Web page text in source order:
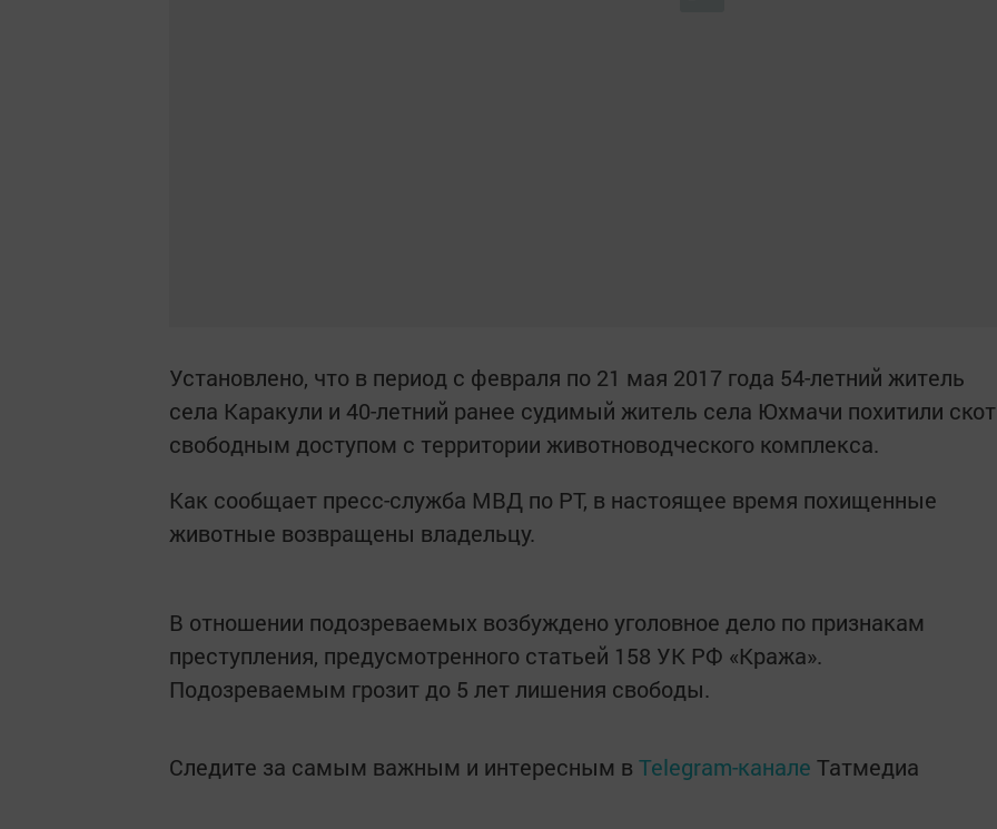
Установлено, что в период с февраля по 21 мая 2017 года 54-летний житель
села Каракули и 40-летний ранее судимый житель села Юхмачи похитили скот
свободным доступом с территории животноводческого комплекса.
Как сообщает пресс-служба МВД по РТ, в настоящее время похищенные
животные возвращены владельцу.
В отношении подозреваемых возбуждено уголовное дело по признакам
преступления, предусмотренного статьей 158 УК РФ «Кража».
Подозреваемым грозит до 5 лет лишения свободы.
Следите за самым важным и интересным в Telegram-канале Татмедиа